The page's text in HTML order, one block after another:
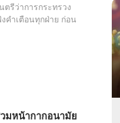
รีว่าการกระทรวง
คำเตือนทุกฝ่าย ก่อน
มหน้ากากอนามัย